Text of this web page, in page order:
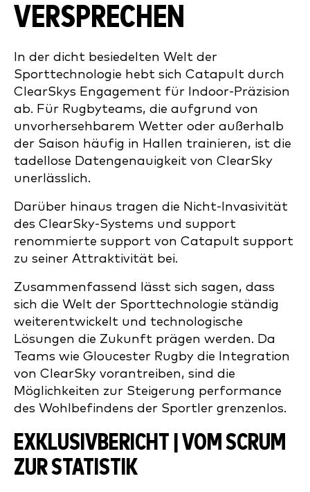
VERSPRECHEN
In der dicht besiedelten Welt der
Sporttechnologie hebt sich Catapult durch
ClearSkys Engagement für Indoor-Präzision
ab. Für Rugbyteams, die aufgrund von
unvorhersehbarem Wetter oder außerhalb
der Saison häufig in Hallen trainieren, ist die
tadellose Datengenauigkeit von ClearSky
unerlässlich.
Darüber hinaus tragen die Nicht-Invasivität
des ClearSky-Systems und support
renommierte support von Catapult support
zu seiner Attraktivität bei.
Zusammenfassend lässt sich sagen, dass
sich die Welt der Sporttechnologie ständig
weiterentwickelt und technologische
Lösungen die Zukunft prägen werden. Da
Teams wie Gloucester Rugby die Integration
von ClearSky vorantreiben, sind die
Möglichkeiten zur Steigerung performance
des Wohlbefindens der Sportler grenzenlos.
EXKLUSIVBERICHT | VOM SCRUM
ZUR STATISTIK